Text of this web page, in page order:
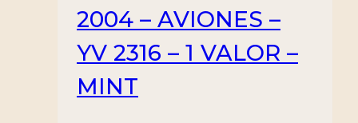
2004 – AVIONES –
YV 2316 – 1 VALOR –
MINT